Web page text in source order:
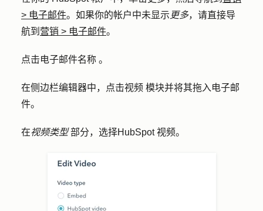
> 电子邮件。如果你的帐户中未显示 更多，请直接导
航到 营销 > 电子邮件。
点击电子邮件名称 。
在侧边栏编辑器中，点击视频 模块并将其拖入电子邮
件。
在视频类型部分，选择HubSpot 视频。